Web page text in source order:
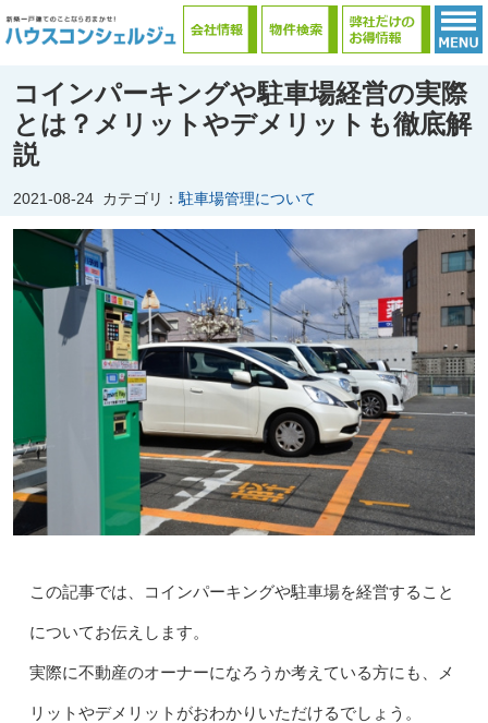
コインパーキングや駐車場経営の実際
とは？メリットやデメリットも徹底解
説
2021-08-24 カテゴリ： 駐車場管理について
この記事では、コインパーキングや駐車場を経営すること
についてお伝えします。
実際に不動産のオーナーになろうか考えている方にも、メ
リットやデメリットがおわかりいただけるでしょう。